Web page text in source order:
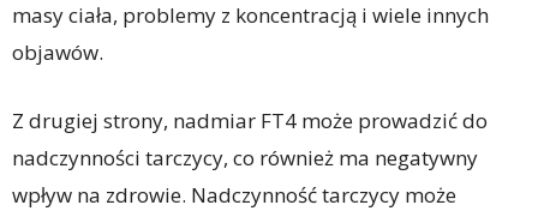
masy ciała, problemy z koncentracją i wiele innych
objawów.
Z drugiej strony, nadmiar FT4 może prowadzić do
nadczynności tarczycy, co również ma negatywny
wpływ na zdrowie. Nadczynność tarczycy może